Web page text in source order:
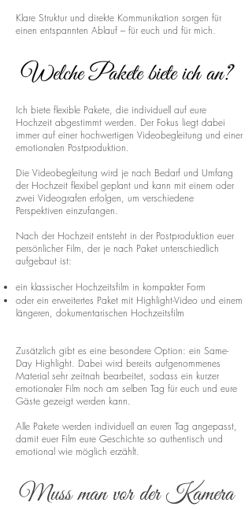
Klare Struktur und direkte Kommunikation sorgen für
einen entspannten Ablauf – für euch und für mich.
Welche Pakete biete ich an?
Ich biete flexible Pakete, die individuell auf eure
Hochzeit abgestimmt werden. Der Fokus liegt dabei
immer auf einer hochwertigen Videobegleitung und einer
emotionalen Postproduktion.
Die Videobegleitung wird je nach Bedarf und Umfang
der Hochzeit flexibel geplant und kann mit einem oder
zwei Videografen erfolgen, um verschiedene
Perspektiven einzufangen.
Nach der Hochzeit entsteht in der Postproduktion euer
persönlicher Film, der je nach Paket unterschiedlich
aufgebaut ist:
ein klassischer Hochzeitsfilm in kompakter Form
oder ein erweitertes Paket mit Highlight-Video und einem
längeren, dokumentarischen Hochzeitsfilm
Zusätzlich gibt es eine besondere Option: ein Same-
Day Highlight. Dabei wird bereits aufgenommenes
Material sehr zeitnah bearbeitet, sodass ein kurzer
emotionaler Film noch am selben Tag für euch und eure
Gäste gezeigt werden kann.
Alle Pakete werden individuell an euren Tag angepasst,
damit euer Film eure Geschichte so authentisch und
emotional wie möglich erzählt.
Muss man vor der Kamera